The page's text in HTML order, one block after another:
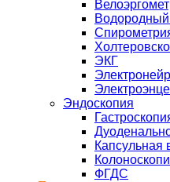
Водородный
ЭКГ
Эндоскопия
Капсульная
ФГДС